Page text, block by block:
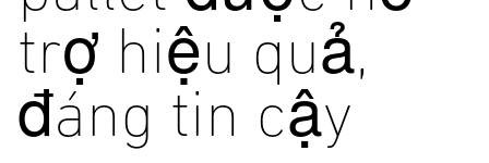
trợ hiệu quả,
đáng tin cậy